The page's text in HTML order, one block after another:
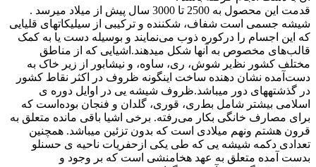
قدمت‌ این‌ محصول به‌ 2500 تا 3000 سال پیش از میلاد میرسد
.‌
شیشه جسمی است‌ شفاف، شکننده و ترکیبی از سیلیکاتهای قلیایی‌
که‌ این‌ اجسام را در‌کوره‌ ذوب‌ می‌نمایند و بوسیله دست‌ یا به‌ کمک
قالب‌های مخصوص به‌ آنها شکل میدهند.‌اشیایی‌ که‌ از مناطق
مختلف کشور نظ‌یر شوش، ری‌، ساوه‌، و نیشابور از زیر خاک به‌
دست‌‌آمده نشان دهنده ساخت‌ اینگونه‌ ظروف‌ در اکثر نقاط کشور
در گذشتههای دور میباشد.‌ظروف‌ شیشه یی‌ در اوایل‌ دوره‌ ی
اسلامی‌ بیشتر شامل‌ بط‌ری، قوری‌، گلدان و فنجان بوده‌‌است‌ که‌
برای مصارف‌ خانگی بکار می‌رفته. برخی‌ اشیا باقی‌ مانده متعلق به‌
قرون‌ هشتم و‌نهم میلادی‌ است‌ که‌ بدون‌ تزئین میباشد. همچنین
تعدادی‌ دکمه شیشه یی‌ که‌ طی یکی از‌حفریات ناحیه ی حسنلو
بدست‌ آمده متعلق به‌ عهد هخامنشی است‌ که‌ بر وجود و